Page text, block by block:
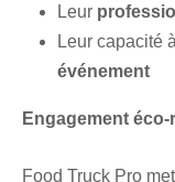
Leur
Leur capacité à
événement
Engagement
Food Truck Pro